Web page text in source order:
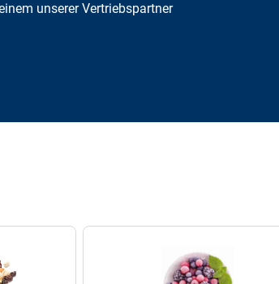
unserer Vertriebspartner